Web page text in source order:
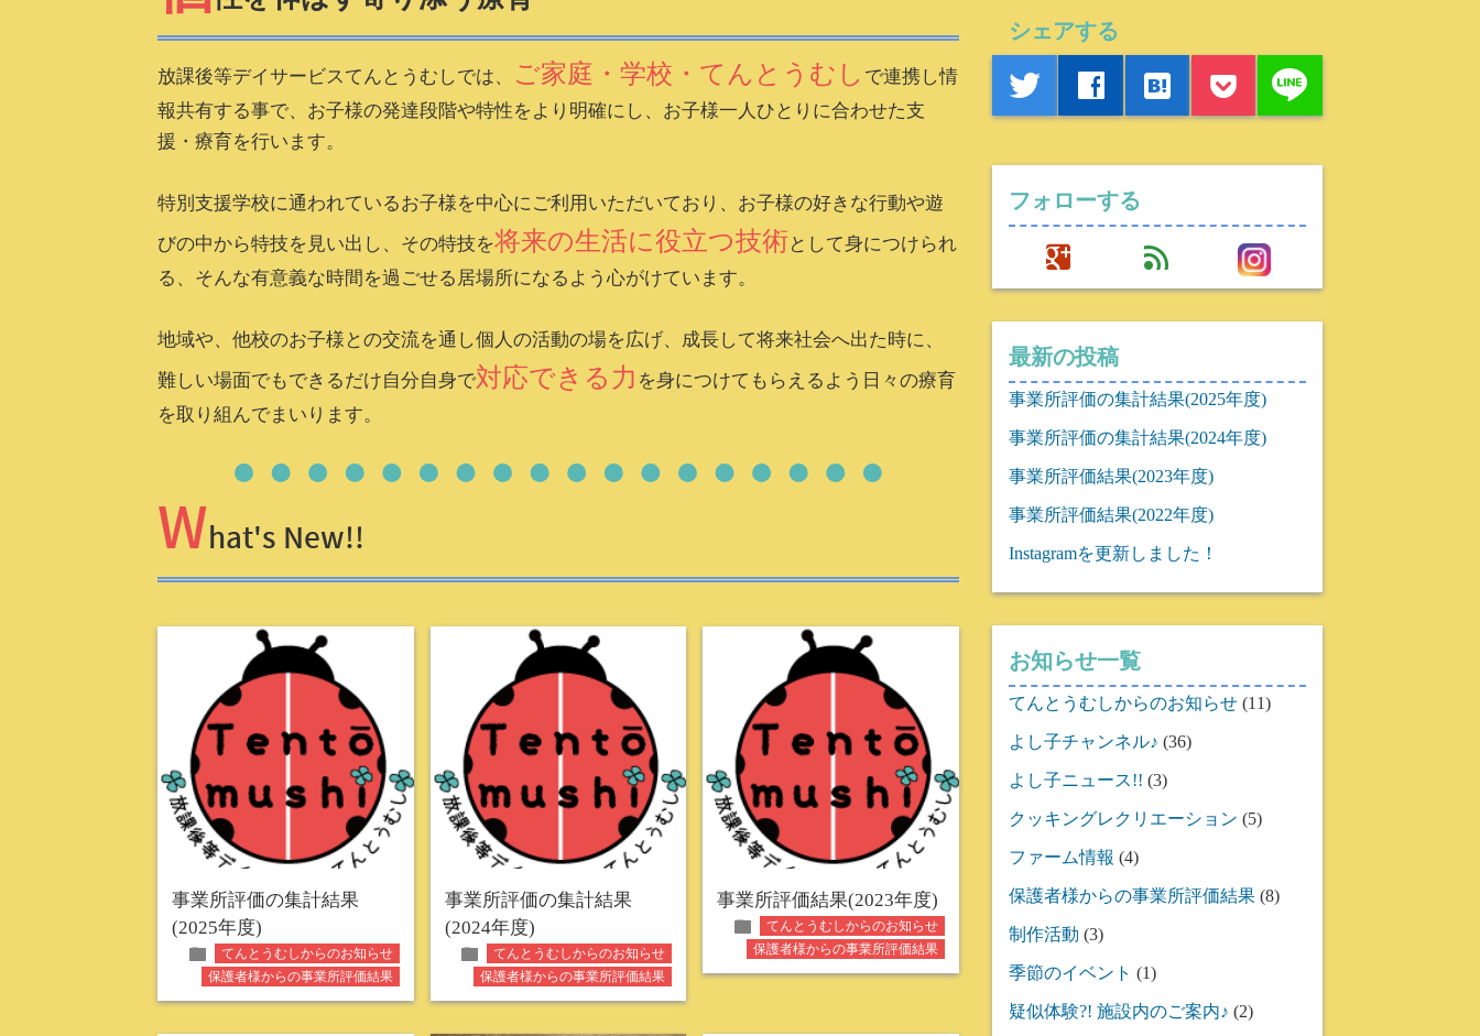
放課後等デイサービスてんとうむしでは、 ご家庭・学校・てんとうむし で連携し情
報共有する事で、お子様の発達段階や特性をより明確にし、お子様一人ひとりに合わせた支
援・療育を行います。
特別支援学校に通われているお子様を中心にご利用いただいており、お子様の好きな行動や遊
びの中から特技を見い出し、その特技を将来の生活に役立つ技術 として身につけられ
る、そんな有意義な時間を過ごせる居場所になるよう心がけています。
地域や、他校のお子様との交流を通し個人の活動の場を広げ、成長して将来社会へ出た時に、
難しい場面でもできるだけ自分自身で対応できる力 を身につけてもらえるよう日々の療育
を取り組んでまいります。
What's New!!
事業所評価の集計結果
(2025年度)
folder
てんとうむしからのお知らせ
保護者様からの事業所評価結果
事業所評価の集計結果
(2024年度)
folder
てんとうむしからのお知らせ
保護者様からの事業所評価結果
事業所評価結果(2023年度)
folder
てんとうむしからのお知らせ
保護者様からの事業所評価結果
シェアする
twitter facebook hatenabookmark line
フォローする
google feed
最新の投稿
事業所評価の集計結果(2025年度)
事業所評価の集計結果(2024年度)
事業所評価結果(2023年度)
事業所評価結果(2022年度)
Instagramを更新しました！
お知らせ一覧
てんとうむしからのお知らせ (11)
よし子チャンネル♪ (36)
よし子ニュース!! (3)
クッキングレクリエーション (5)
ファーム情報 (4)
保護者様からの事業所評価結果 (8)
制作活動 (3)
季節のイベント (1)
疑似体験?! 施設内のご案内♪ (2)